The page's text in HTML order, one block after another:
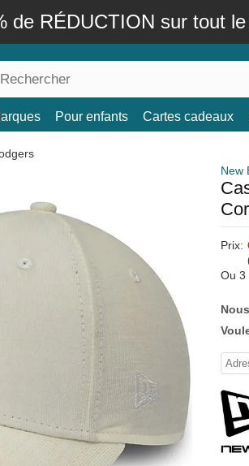
de RÉDUCTION sur tout
Pour enfants Cartes cadeaux
New
Prix:
Ou 3